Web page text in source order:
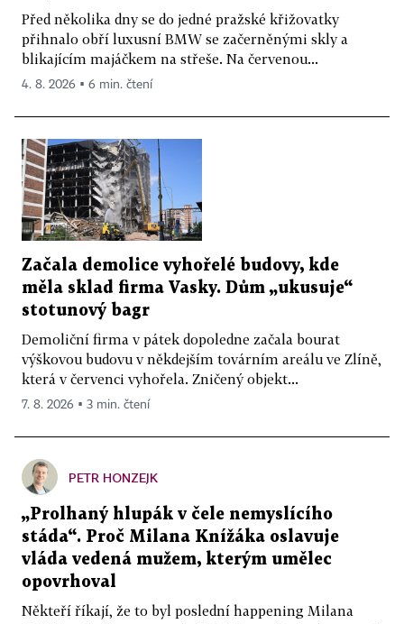
Před několika dny se do jedné pražské křižovatky
přihnalo obří luxusní BMW se začerněnými skly a
blikajícím majáčkem na střeše. Na červenou...
4. 8. 2026 ▪ 6 min. čtení
Začala demolice vyhořelé budovy, kde
měla sklad firma Vasky. Dům „ukusuje“
stotunový bagr
Demoliční firma v pátek dopoledne začala bourat
výškovou budovu v někdejším továrním areálu ve Zlíně,
která v červenci vyhořela. Zničený objekt...
7. 8. 2026 ▪ 3 min. čtení
PETR HONZEJK
„Prolhaný hlupák v čele nemyslícího
stáda“. Proč Milana Knížáka oslavuje
vláda vedená mužem, kterým umělec
opovrhoval
Někteří říkají, že to byl poslední happening Milana